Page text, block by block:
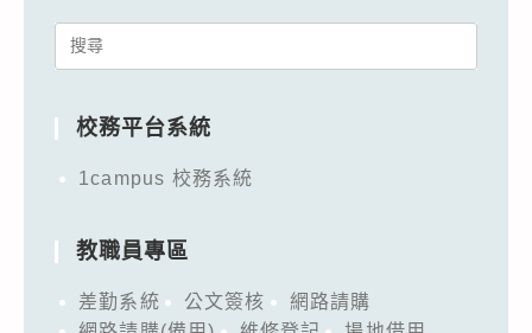
Search
校務平台系統
1campus 校務系統
教職員專區
差勤系統 公文簽核
網路請購